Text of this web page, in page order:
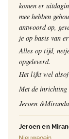
komen er
mee hebben
antwoord op,
je op basis van
Alles op tijd,
opgeleverd.
Het lijkt wel
Met de inrichting
Jeroen
Jeroen en